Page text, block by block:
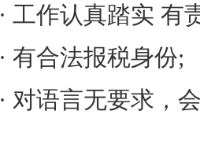
· 工作认真踏实
· 有合法报税身份;
· 对语言无要求，